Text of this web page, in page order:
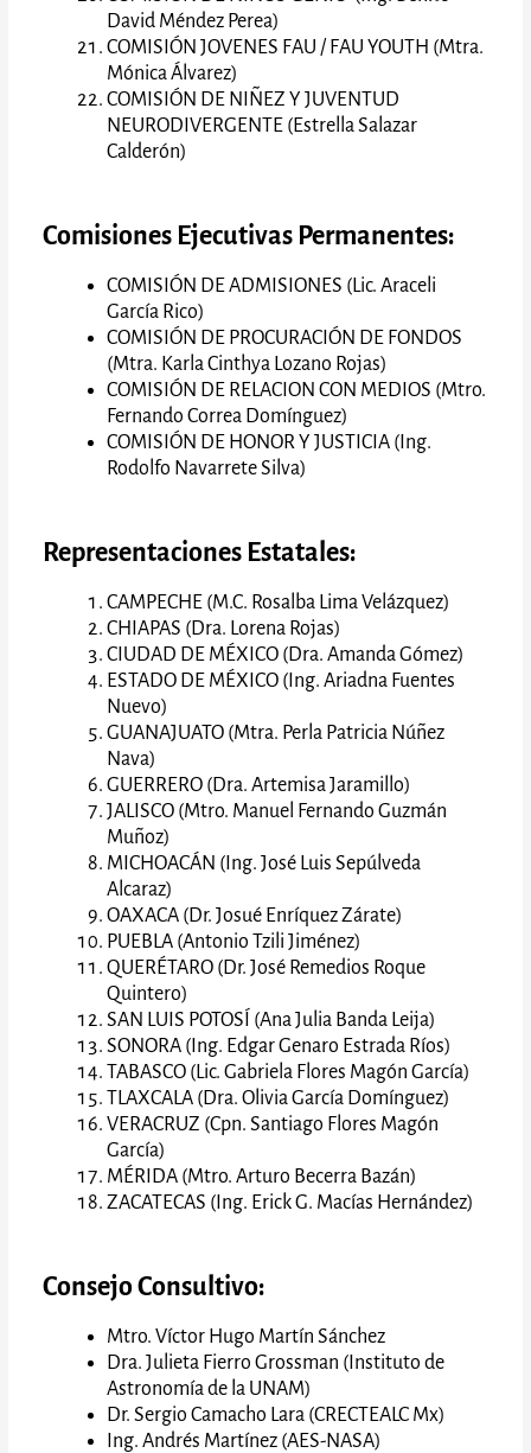
David Méndez Perea)
COMISIÓN JOVENES FAU / FAU YOUTH (Mtra.
Mónica Álvarez)
COMISIÓN DE NIÑEZ Y JUVENTUD
NEURODIVERGENTE (Estrella Salazar
Calderón)
Comisiones Ejecutivas Permanentes:
COMISIÓN DE ADMISIONES (Lic. Araceli
García Rico)
COMISIÓN DE PROCURACIÓN DE FONDOS
(Mtra. Karla Cinthya Lozano Rojas)
COMISIÓN DE RELACION CON MEDIOS (Mtro.
Fernando Correa Domínguez)
COMISIÓN DE HONOR Y JUSTICIA (Ing.
Rodolfo Navarrete Silva)
Representaciones Estatales:
CAMPECHE (M.C. Rosalba Lima Velázquez)
CHIAPAS (Dra. Lorena Rojas)
CIUDAD DE MÉXICO (Dra. Amanda Gómez)
ESTADO DE MÉXICO (Ing. Ariadna Fuentes
Nuevo)
GUANAJUATO (Mtra. Perla Patricia Núñez
Nava)
GUERRERO (Dra. Artemisa Jaramillo)
JALISCO (Mtro. Manuel Fernando Guzmán
Muñoz)
MICHOACÁN (Ing. José Luis Sepúlveda
Alcaraz)
OAXACA (Dr. Josué Enríquez Zárate)
PUEBLA (Antonio Tzili Jiménez)
QUERÉTARO (Dr. José Remedios Roque
Quintero)
SAN LUIS POTOSÍ (Ana Julia Banda Leija)
SONORA (Ing. Edgar Genaro Estrada Ríos)
TABASCO (Lic. Gabriela Flores Magón García)
TLAXCALA (Dra. Olivia García Domínguez)
VERACRUZ (Cpn. Santiago Flores Magón
García)
MÉRIDA (Mtro. Arturo Becerra Bazán)
ZACATECAS (Ing. Erick G. Macías Hernández)
Consejo Consultivo:
Mtro. Víctor Hugo Martín Sánchez
Dra. Julieta Fierro Grossman (Instituto de
Astronomía de la UNAM)
Dr. Sergio Camacho Lara (CRECTEALC Mx)
Ing. Andrés Martínez (AES-NASA)